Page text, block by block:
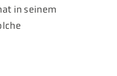
in seinem